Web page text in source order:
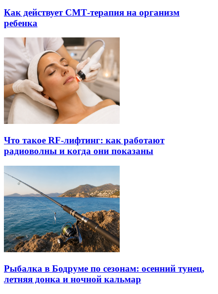
Как действует СМТ-терапия на организм
ребенка
Что такое RF-лифтинг: как работают
радиоволны и когда они показаны
Рыбалка в Бодруме по сезонам: осенний тунец,
летняя донка и ночной кальмар